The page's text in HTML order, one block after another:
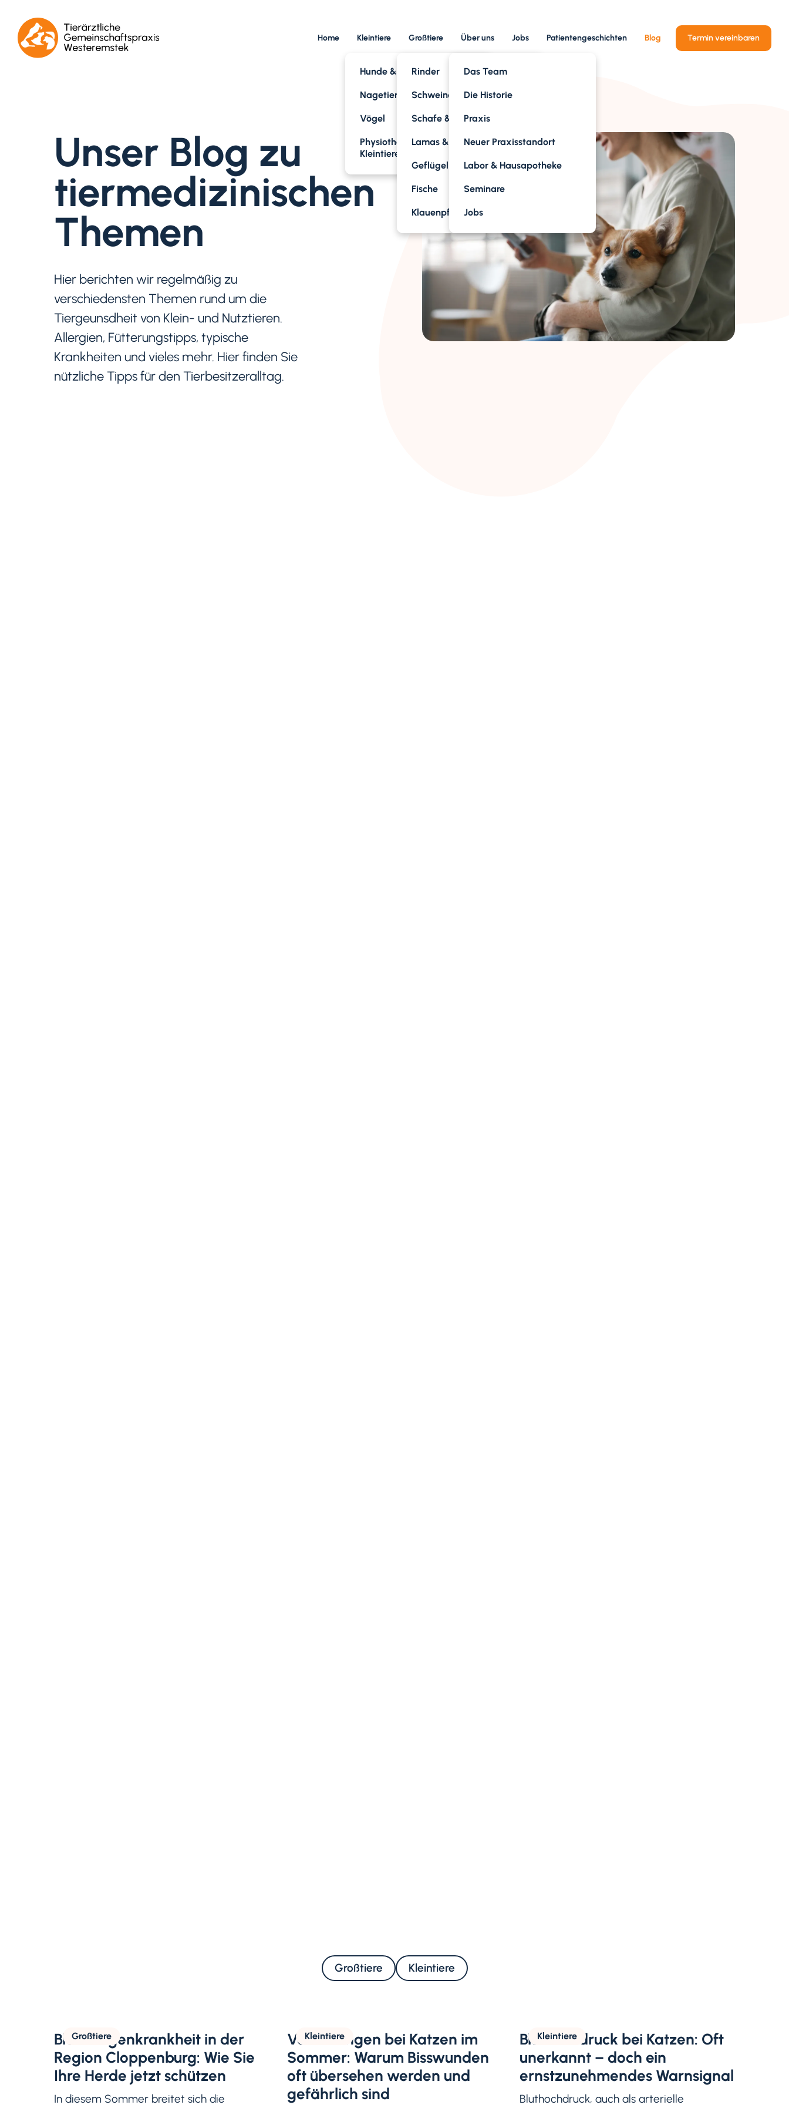
Home
Hunde & Katzen
Nagetiere
Vögel
Physiotherapie für
Kleintiere
Kleintiere
Rinder
Schweine
Schafe & Ziegen
Lamas & Alpakas
Geflügel
Fische
Klauenpflege
Großtiere
Das Team
Die Historie
Praxis
Neuer Praxisstandort
Labor & Hausapotheke
Seminare
Jobs
Über uns Jobs Patientengeschichten Blog Termin vereinbaren
Unser Blog zu
tiermedizinischen
Themen
Hier berichten wir regelmäßig zu
verschiedensten Themen rund um die
Tiergeunsdheit von Klein- und Nutztieren.
Allergien, Fütterungstipps, typische
Krankheiten und vieles mehr. Hier finden Sie
nützliche Tipps für den Tierbesitzeralltag.
Großtiere Kleintiere
Großtiere
Blauzungenkrankheit in der
Region Cloppenburg: Wie Sie
Ihre Herde jetzt schützen
In diesem Sommer breitet sich die
Kleintiere
Verletzungen bei Katzen im
Sommer: Warum Bisswunden
oft übersehen werden und
gefährlich sind
Kleintiere
Bluthochdruck bei Katzen: Oft
unerkannt – doch ein
ernstzunehmendes Warnsignal
Bluthochdruck, auch als arterielle